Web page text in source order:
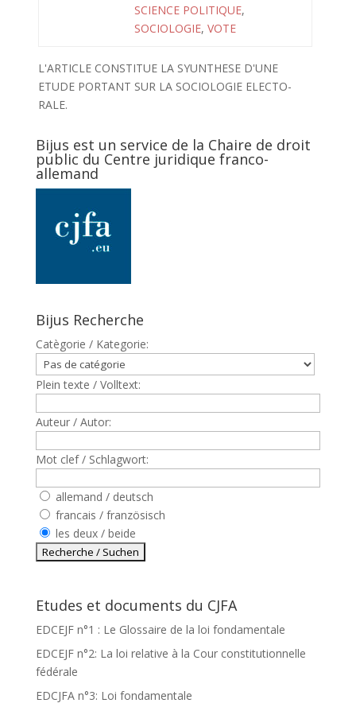
SCIENCE POLITIQUE,
SOCIOLOGIE, VOTE
L'ARTICLE CONSTITUE LA SYUNTHESE D'UNE
ETUDE PORTANT SUR LA SOCIOLOGIE ELECTO-
RALE.
Bijus est un service de la Chaire de droit
public du Centre juridique franco-
allemand
Bijus Recherche
Catègorie / Kategorie:
Plein texte / Volltext:
Auteur / Autor:
Mot clef / Schlagwort:
allemand / deutsch
francais / französisch
les deux / beide
Etudes et documents du CJFA
EDCEJF n°1 : Le Glossaire de la loi fondamentale
EDCEJF n°2: La loi relative à la Cour constitutionnelle
fédérale
EDCJFA n°3: Loi fondamentale